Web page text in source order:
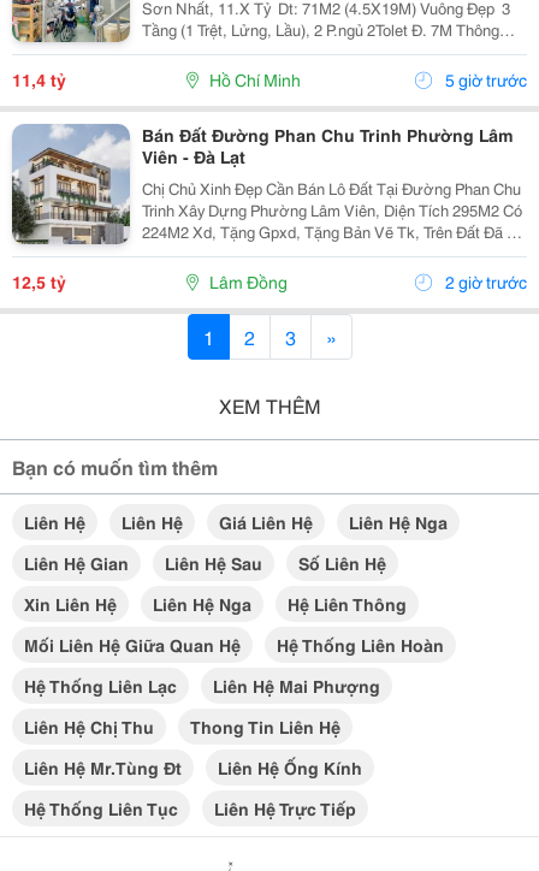
Sơn Nhất, 11.X Tỷ ️ Dt: 71M2 (4.5X19M) Vuông Đẹp ️ 3
Tầng (1 Trệt, Lửng, Lầu), 2 P.ngủ 2Tolet Đ. 7M Thông
Kinh Doanh Đỉnh ✨ Nhà Đẹp Ở Ngay Liên Hệ Gọi Điện
Nhận Thêm Thông Tin!
11,4 tỷ Hồ Chí Minh 5 giờ trước
Bán Đất Đường Phan Chu Trinh Phường Lâm
Viên - Đà Lạt
Chị Chủ Xinh Đẹp Cần Bán Lô Đất Tại Đường Phan Chu
Trinh Xây Dựng Phường Lâm Viên, Diện Tích 295M2 Có
224M2 Xd, Tặng Gpxd, Tặng Bản Vẽ Tk, Trên Đất Đã Ép
Cọc Giá 12.5Ty Liên Hệ 0917786186
12,5 tỷ Lâm Đồng 2 giờ trước
1 2 3 »
XEM THÊM
Bạn có muốn tìm thêm
Liên Hệ Liên Hệ Giá Liên Hệ
Liên Hệ Nga
Liên Hệ Gian
Liên Hệ Sau
Số Liên Hệ
Xin Liên Hệ
Liên Hệ Nga
Hệ Liên Thông
Mối Liên Hệ Giữa Quan Hệ
Hệ Thống Liên Hoàn
Hệ Thống Liên Lạc
Liên Hệ Mai Phượng
Liên Hệ Chị Thu
Thong Tin Liên Hệ
Liên Hệ Mr.tùng Đt
Liên Hệ Ống Kính
Hệ Thống Liên Tục
Liên Hệ Trực Tiếp